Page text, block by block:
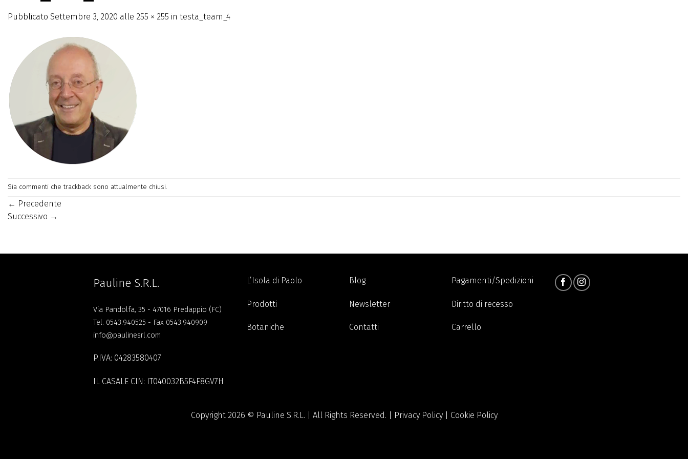
Pubblicato Settembre 3, 2020 alle 255 × 255 in testa_team_4
Sia commenti che trackback sono attualmente chiusi.
← Precedente
Successivo →
Pauline S.R.L.
Via Pandolfa, 35 - 47016 Predappio (FC)
Tel. 0543.940525 - Fax 0543.940909
info@paulinesrl.com
P.IVA: 04283580407
IL CASALE CIN: IT040032B5F4F8GV7H
L’Isola di Paolo
Prodotti
Botaniche
Blog
Newsletter
Contatti
Pagamenti/Spedizioni
Diritto di recesso
Carrello
Copyright 2026 © Pauline S.R.L. | All Rights Reserved. | Privacy Policy| Cookie Policy